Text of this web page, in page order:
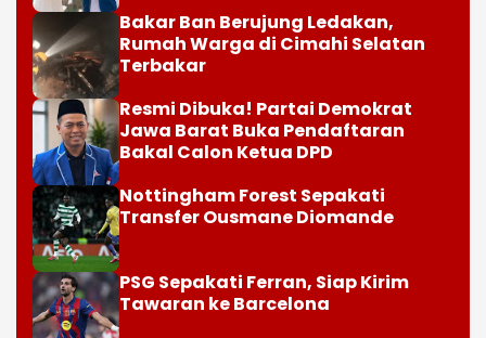
Bakar Ban Berujung Ledakan,
Rumah Warga di Cimahi Selatan
Terbakar
Resmi Dibuka! Partai Demokrat
Jawa Barat Buka Pendaftaran
Bakal Calon Ketua DPD
Nottingham Forest Sepakati
Transfer Ousmane Diomande
PSG Sepakati Ferran, Siap Kirim
Tawaran ke Barcelona